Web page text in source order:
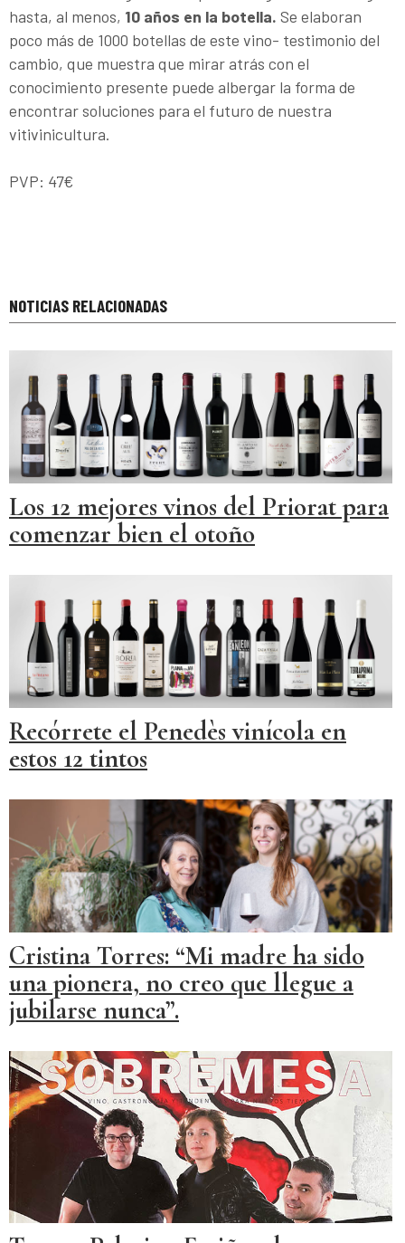
hasta, al menos, 10 años en la botella. Se elaboran
poco más de 1000 botellas de este vino- testimonio del
cambio, que muestra que mirar atrás con el
conocimiento presente puede albergar la forma de
encontrar soluciones para el futuro de nuestra
vitivinicultura.
PVP: 47€
NOTICIAS RELACIONADAS
Los 12 mejores vinos del Priorat para
comenzar bien el otoño
Recórrete el Penedès vinícola en
estos 12 tintos
Cristina Torres: “Mi madre ha sido
una pionera, no creo que llegue a
jubilarse nunca”.